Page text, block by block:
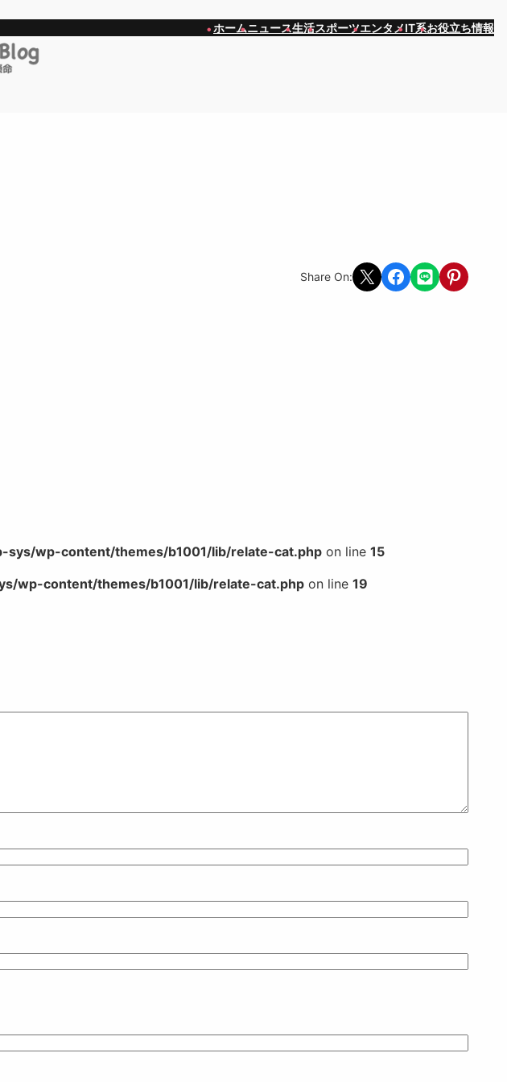
ホームニュース生活スポーツエンタメIT系お役立ち情報
Share On: Share on X Share on Facebook
Share on LINEShare on
wp-content/themes/b1001/lib/relate-cat.php on line 15
wp-content/themes/b1001/lib/relate-cat.php on line 19